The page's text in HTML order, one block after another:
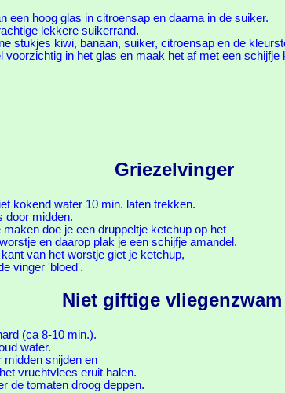
een hoog glas in citroensap en daarna in de suiker.
lekkere suikerrand.
stukjes kiwi, banaan, suiker, citroensap en de
voorzichtig in het glas en maak het af met een schijfje
Griezelvinger
kokend water 10 min. laten trekken.
door midden.
doe je een druppeltje ketchup op het
en daarop plak je een schijfje amandel.
van het worstje giet je ketchup,
vinger 'bloed'.
Niet giftige vliegenzwam
(ca 8-10 min.).
water.
midden snijden en
vruchtvlees eruit halen.
de tomaten droog deppen.